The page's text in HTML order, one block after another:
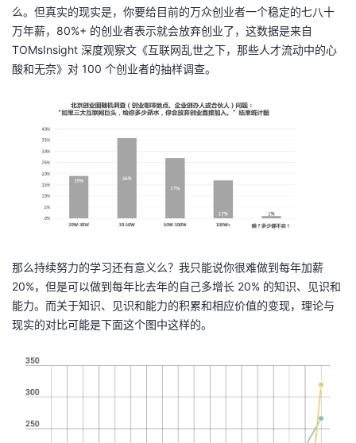
么。但真实的现实是，你要给目前的万众创业者一个稳定的七八十
万年薪，80%+ 的创业者表示就会放弃创业了，这数据是来自
TOMsInsight 深度观察文《互联网乱世之下，那些人才流动中的心
酸和无奈》对 100 个创业者的抽样调查。
那么持续努力的学习还有意义么？我只能说你很难做到每年加薪
20%，但是可以做到每年比去年的自己多增长 20% 的知识、见识和
能力。而关于知识、见识和能力的积累和相应价值的变现，理论与
现实的对比可能是下面这个图中这样的。